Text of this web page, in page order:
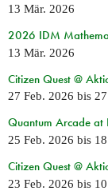
13 Mär. 2026
2026 IDM
13 Mär. 2026
Citizen Quest @
27 Feb. 2026 bis
Quantum Arcade at
25 Feb. 2026 bis
Citizen Quest @
23 Feb. 2026 bis